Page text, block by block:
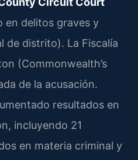
en delitos graves y
de distrito). La Fiscalía
(Commonwealth’s
de la acusación.
resultados en
incluyendo 21
en materia criminal y